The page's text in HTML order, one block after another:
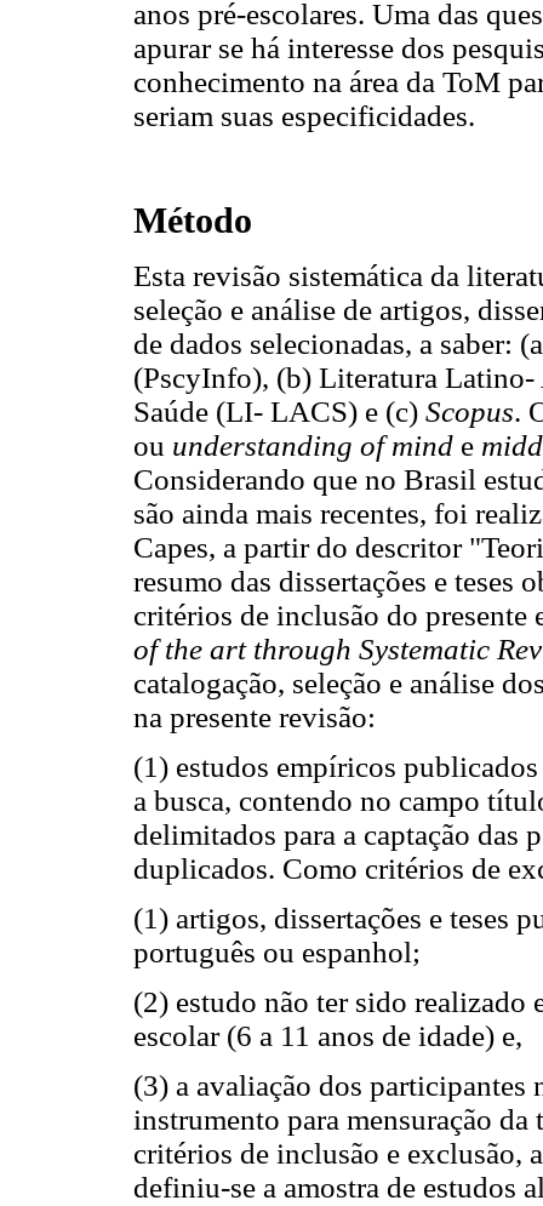
anos pré-escolares. Uma das
apurar se há interesse dos
conhecimento na área da ToM
seriam suas especificidades.
Método
Esta revisão sistemática da
seleção e análise de artigos,
de dados selecionadas, a saber:
(PscyInfo), (b) Literatura Latino-
Saúde (LI- LACS) e (c) Scopus.
ou understanding of mind e
Considerando que no Brasil
são ainda mais recentes, foi
Capes, a partir do descritor
resumo das dissertações e teses
critérios de inclusão do
of the art through Systematic
catalogação, seleção e análise
na presente revisão:
(1) estudos empíricos
a busca, contendo no campo
delimitados para a captação das
duplicados. Como critérios de
(1) artigos, dissertações e teses
português ou espanhol;
(2) estudo não ter sido realizado
escolar (6 a 11 anos de idade) e,
(3) a avaliação dos
instrumento para mensuração
critérios de inclusão e exclusão,
definiu-se a amostra de estudos